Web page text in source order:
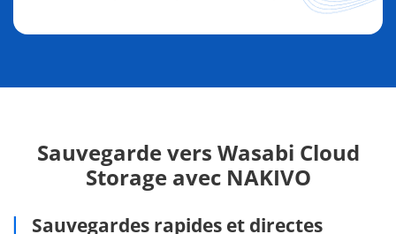
Sauvegarde vers Wasabi Cloud
Storage avec NAKIVO
Sauvegardes rapides et directes